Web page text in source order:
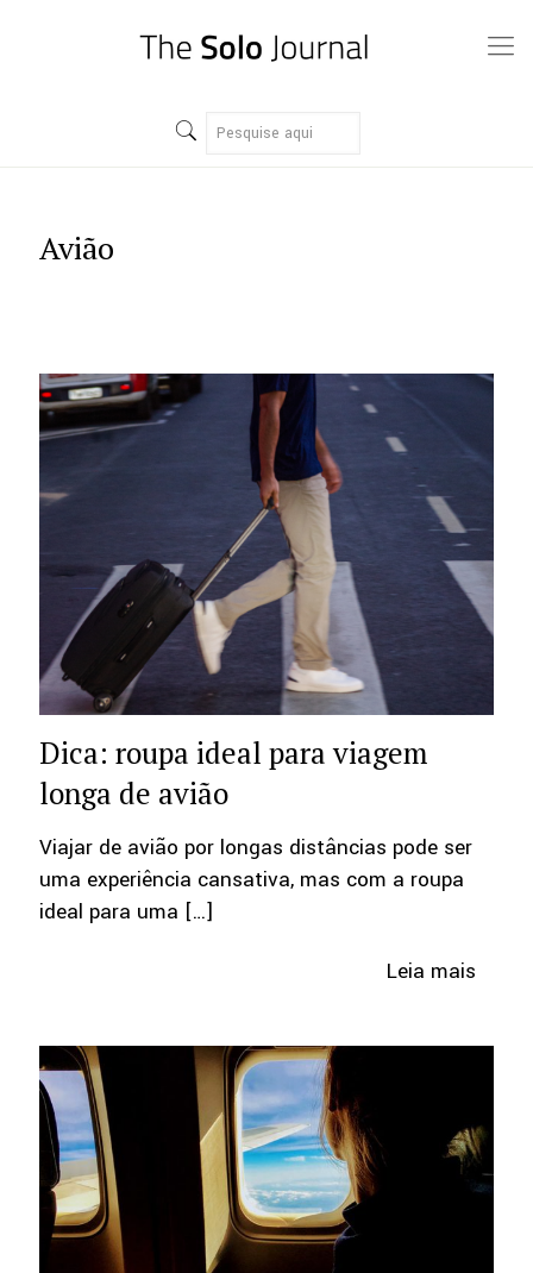
Avião
Dica: roupa ideal para viagem
longa de avião
Viajar de avião por longas distâncias pode ser
uma experiência cansativa, mas com a roupa
ideal para uma […]
Leia mais